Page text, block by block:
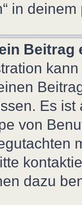
in
Es
von
dazu